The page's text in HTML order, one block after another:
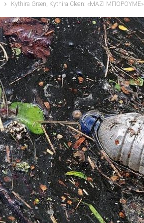
Kythira Green, Kythira Clean: «ΜΑΖΙ ΜΠΟΡΟΥΜΕ»